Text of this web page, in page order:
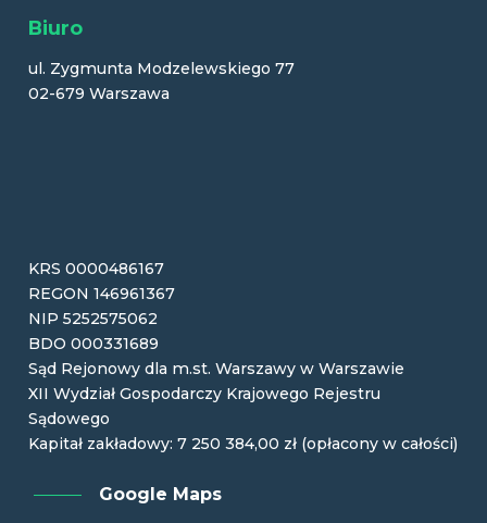
Biuro
ul. Zygmunta Modzelewskiego 77
02-679 Warszawa
KRS 0000486167
REGON 146961367
NIP 5252575062
BDO 000331689
Sąd Rejonowy dla m.st. Warszawy w Warszawie
XII Wydział Gospodarczy Krajowego Rejestru
Sądowego
Kapitał zakładowy: 7 250 384,00 zł (opłacony w całości)
Google Maps